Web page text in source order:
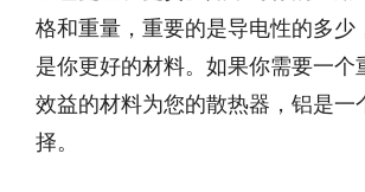
格和重量，重要的是导电性的多少
是你更好的材料。如果你需要一个
效益的材料为您的散热器，铝是一
择。